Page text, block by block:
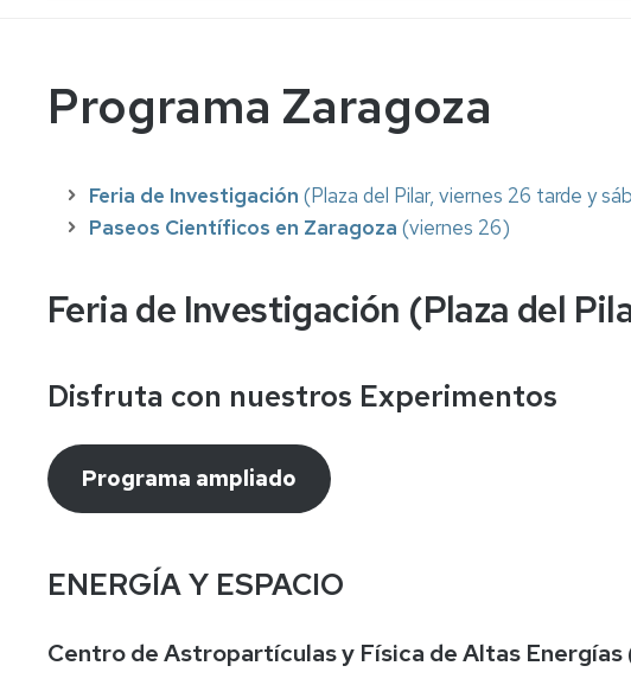
Teruel
Teruel
Programa Zaragoza
Feria de Investigación (Plaza del Pilar, viernes 26 tarde y
Paseos Científicos en Zaragoza (viernes 26)
Feria de Investigación (Plaza del
Disfruta con nuestros Experimentos
Programa ampliado
ENERGÍA Y ESPACIO
Centro de Astropartículas y Física de Altas Energías